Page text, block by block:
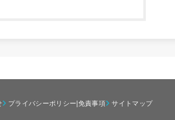
プライバシーポリシー|免責事項 サイトマップ